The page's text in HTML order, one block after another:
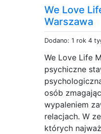
We Love
Warszawa
Dodano: 1 rok 4
We Love Life
psychiczne
osób
wypaleniem
relacjach. W
których